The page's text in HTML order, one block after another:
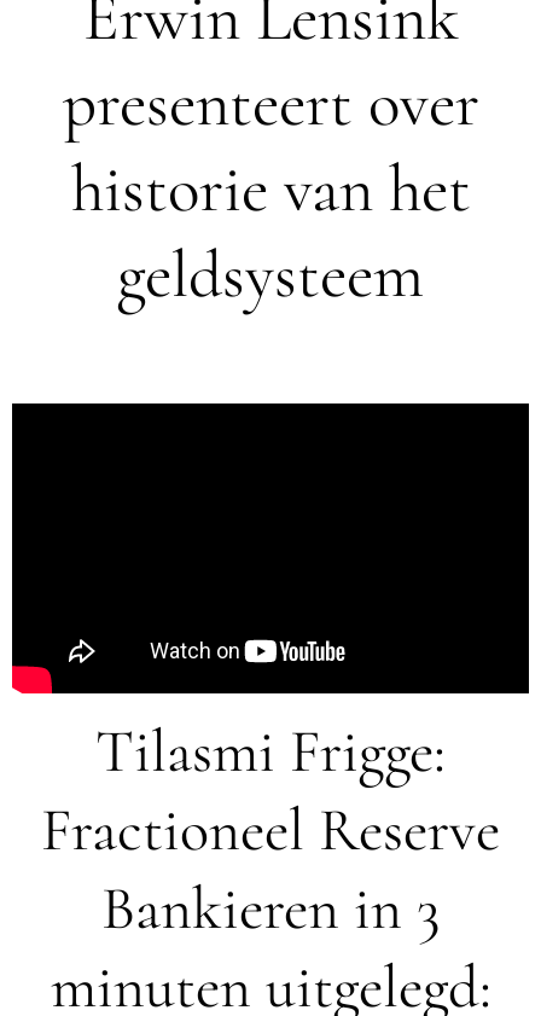
Erwin Lensink
presenteert over
historie van het
geldsysteem
Tilasmi Frigge:
Fractioneel Reserve
Bankieren in 3
minuten uitgelegd: